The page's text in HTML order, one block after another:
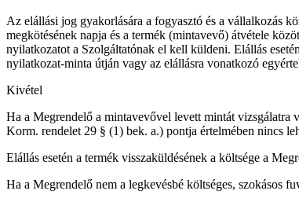
Az elállási jog gyakorlására a fogyasztó és a vállalkozás
megkötésének napja és a termék (mintavevő) átvétele
nyilatkozatot a Szolgáltatónak el kell küldeni. Elállás
nyilatkozat-minta útján vagy az elállásra vonatkozó
Kivétel
Ha a Megrendelő a mintavevővel levett mintát vizsgálatra
Korm. rendelet 29 § (1) bek. a.) pontja értelmében nincs
Elállás esetén a termék visszaküldésének a költsége a
Ha a Megrendelő nem a legkevésbé költséges, szokásos